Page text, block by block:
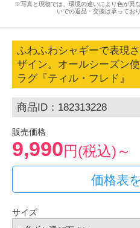
※写真と現物では、環境の違いにより色が異
いでの返品・交換は承ってお
ふわふわシャギーで表現
ザイン。オールシーズン
ラグ『ティル・フレド』
商品ID：182313228
販売価格
9,990円(税込)～
価格表
サイズ